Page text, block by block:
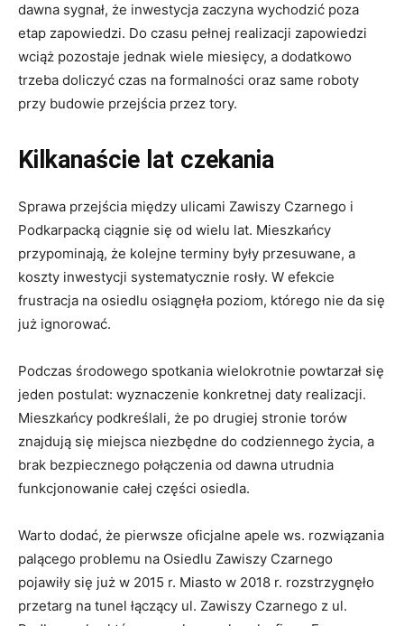
dawna sygnał, że inwestycja zaczyna wychodzić poza
etap zapowiedzi. Do czasu pełnej realizacji zapowiedzi
wciąż pozostaje jednak wiele miesięcy, a dodatkowo
trzeba doliczyć czas na formalności oraz same roboty
przy budowie przejścia przez tory.
Kilkanaście lat czekania
Sprawa przejścia między ulicami Zawiszy Czarnego i
Podkarpacką ciągnie się od wielu lat. Mieszkańcy
przypominają, że kolejne terminy były przesuwane, a
koszty inwestycji systematycznie rosły. W efekcie
frustracja na osiedlu osiągnęła poziom, którego nie da się
już ignorować.
Podczas środowego spotkania wielokrotnie powtarzał się
jeden postulat: wyznaczenie konkretnej daty realizacji.
Mieszkańcy podkreślali, że po drugiej stronie torów
znajdują się miejsca niezbędne do codziennego życia, a
brak bezpiecznego połączenia od dawna utrudnia
funkcjonowanie całej części osiedla.
Warto dodać, że pierwsze oficjalne apele ws. rozwiązania
palącego problemu na Osiedlu Zawiszy Czarnego
pojawiły się już w 2015 r. Miasto w 2018 r. rozstrzygnęło
przetarg na tunel łączący ul. Zawiszy Czarnego z ul.